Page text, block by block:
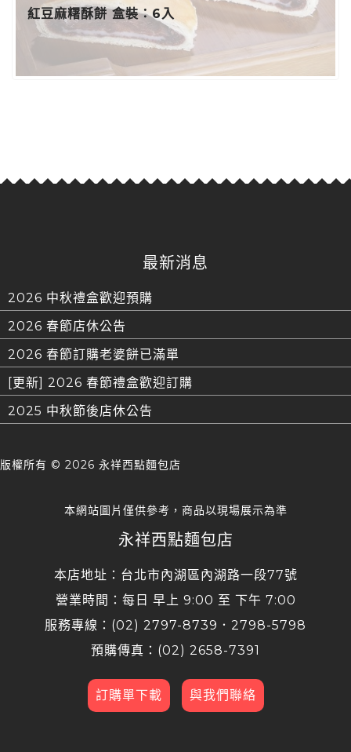
紅豆麻糬酥餅 盒裝：6入
最新消息
2026 中秋禮盒歡迎預購
2026 春節店休公告
2026 春節訂購老婆餅已滿單
[更新] 2026 春節禮盒歡迎訂購
2025 中秋節後店休公告
版權所有 © 2026 永祥西點麵包店
本網站圖片僅供參考，商品以現場展示為準
永祥西點麵包店
本店地址：台北市內湖區內湖路一段77號
營業時間：每日 早上 9:00 至 下午 7:00
服務專線：(02) 2797-8739．2798-5798
預購傳真：(02) 2658-7391
訂購單下載 與我們聯絡